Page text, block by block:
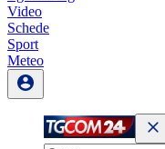
Video
Schede
Sport
Meteo